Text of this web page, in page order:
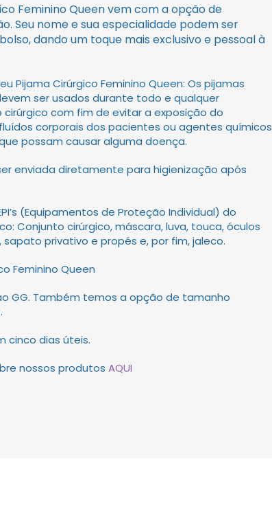
Feminino Queen vem com a opção de
Seu nome e sua especialidade podem ser
dando um toque mais exclusivo e pessoal à
Pijama Cirúrgico Feminino Queen: Os pijamas
ser usados durante todo e qualquer
com fim de evitar a exposição do
corporais dos pacientes ou agentes químicos
possam causar alguma doença.
enviada diretamente para higienização após
(Equipamentos de Proteção Individual) do
Conjunto cirúrgico, máscara, luva, touca, óculos
sapato privativo e propés e, por fim, jaleco.
Feminino Queen
GG. Também temos a opção de tamanho
cinco dias úteis.
nossos produtos AQUI